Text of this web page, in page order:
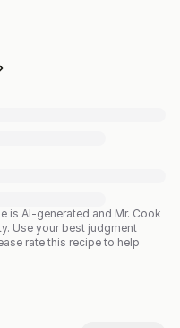
is AI-generated and Mr. Cook
Use your best judgment
rate this recipe to help